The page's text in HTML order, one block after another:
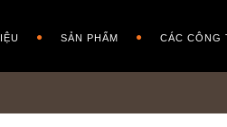
SẢN PHẨM CÁC CÔNG